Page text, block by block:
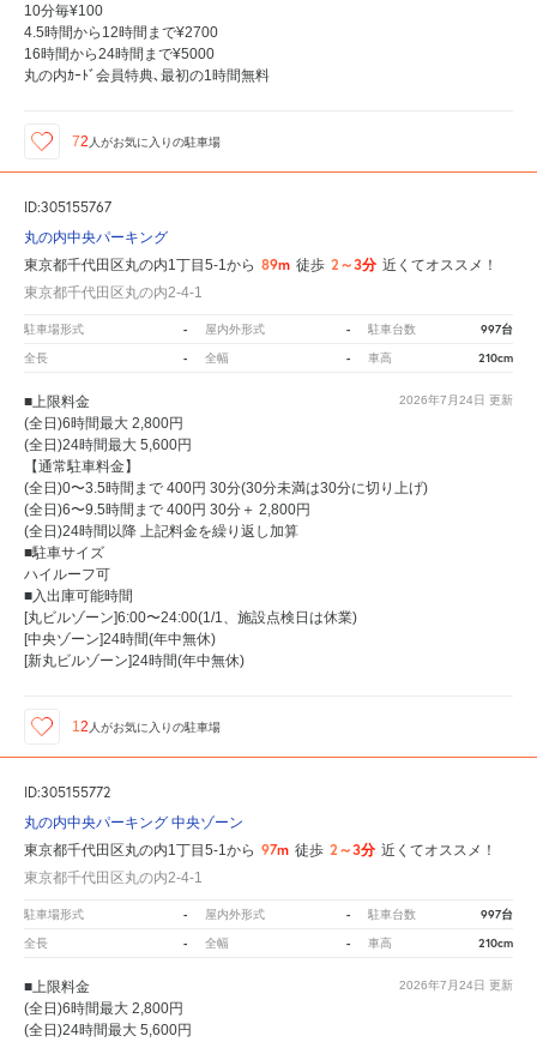
10分毎¥100
4.5時間から12時間まで¥2700
16時間から24時間まで¥5000
丸の内ｶｰﾄﾞ会員特典､最初の1時間無料
72 人がお気に入りの駐車場
ID:305155767
丸の内中央パーキング
東京都千代田区丸の内1丁目5-1から 89m 徒歩 2～3分 近くてオススメ！
東京都千代田区丸の内2-4-1
駐車場形式 - 屋内外形式 - 駐車台数 997台
全長 - 全幅 - 車高 210cm
2026年7月24日 更新
■上限料金
(全日)6時間最大 2,800円
(全日)24時間最大 5,600円
【通常駐車料金】
(全日)0〜3.5時間まで 400円 30分(30分未満は30分に切り上げ)
(全日)6〜9.5時間まで 400円 30分＋ 2,800円
(全日)24時間以降 上記料金を繰り返し加算
■駐車サイズ
ハイルーフ可
■入出庫可能時間
[丸ビルゾーン]6:00〜24:00(1/1、施設点検日は休業)
[中央ゾーン]24時間(年中無休)
[新丸ビルゾーン]24時間(年中無休)
12 人がお気に入りの駐車場
ID:305155772
丸の内中央パーキング 中央ゾーン
東京都千代田区丸の内1丁目5-1から 97m 徒歩 2～3分 近くてオススメ！
東京都千代田区丸の内2-4-1
駐車場形式 - 屋内外形式 - 駐車台数 997台
全長 - 全幅 - 車高 210cm
2026年7月24日 更新
■上限料金
(全日)6時間最大 2,800円
(全日)24時間最大 5,600円